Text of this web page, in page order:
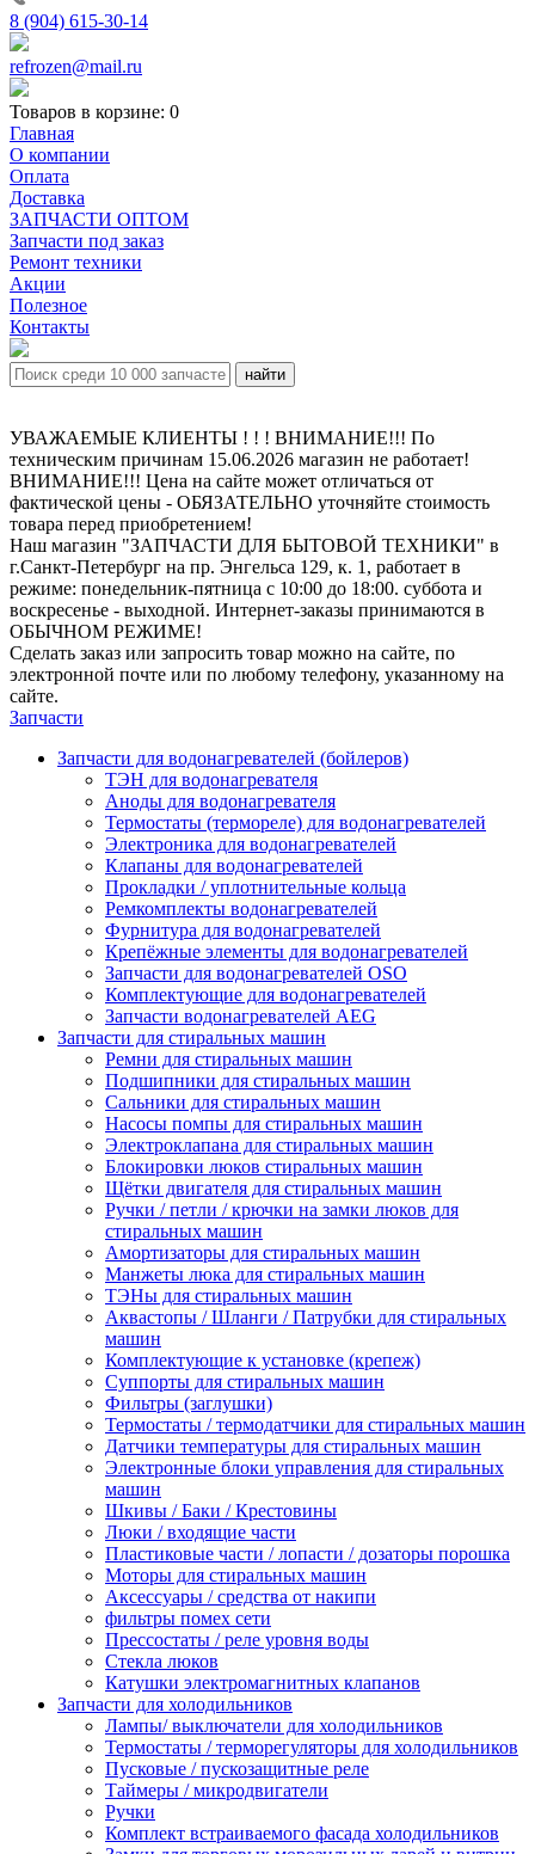
8 (904) 615-30-14
refrozen@mail.ru
Товаров в корзине: 0
Главная
О компании
Оплата
Доставка
ЗАПЧАСТИ ОПТОМ
Запчасти под заказ
Ремонт техники
Акции
Полезное
Контакты
УВАЖАЕМЫЕ КЛИЕНТЫ ! ! ! ВНИМАНИЕ!!! По
техническим причинам 15.06.2026 магазин не работает!
ВНИМАНИЕ!!! Цена на сайте может отличаться от
фактической цены - ОБЯЗАТЕЛЬНО уточняйте стоимость
товара перед приобретением!
Наш магазин "ЗАПЧАСТИ ДЛЯ БЫТОВОЙ ТЕХНИКИ" в
г.Санкт-Петербург на пр. Энгельса 129, к. 1, работает в
режиме: понедельник-пятница с 10:00 до 18:00. суббота и
воскресенье - выходной. Интернет-заказы принимаются в
ОБЫЧНОМ РЕЖИМЕ!
Сделать заказ или запросить товар можно на сайте, по
электронной почте или по любому телефону, указанному на
сайте.
Запчасти
Запчасти для водонагревателей (бойлеров)
ТЭН для водонагревателя
Аноды для водонагревателя
Термостаты (термореле) для водонагревателей
Электроника для водонагревателей
Клапаны для водонагревателей
Прокладки / уплотнительные кольца
Ремкомплекты водонагревателей
Фурнитура для водонагревателей
Крепёжные элементы для водонагревателей
Запчасти для водонагревателей OSO
Комплектующие для водонагревателей
Запчасти водонагревателей AEG
Запчасти для стиральных машин
Ремни для стиральных машин
Подшипники для стиральных машин
Сальники для стиральных машин
Насосы помпы для стиральных машин
Электроклапана для стиральных машин
Блокировки люков стиральных машин
Щётки двигателя для стиральных машин
Ручки / петли / крючки на замки люков для
стиральных машин
Амортизаторы для стиральных машин
Манжеты люка для стиральных машин
ТЭНы для стиральных машин
Аквастопы / Шланги / Патрубки для стиральных
машин
Комплектующие к установке (крепеж)
Суппорты для стиральных машин
Фильтры (заглушки)
Термостаты / термодатчики для стиральных машин
Датчики температуры для стиральных машин
Электронные блоки управления для стиральных
машин
Шкивы / Баки / Крестовины
Люки / входящие части
Пластиковые части / лопасти / дозаторы порошка
Моторы для стиральных машин
Аксессуары / средства от накипи
фильтры помех сети
Прессостаты / реле уровня воды
Стекла люков
Катушки электромагнитных клапанов
Запчасти для холодильников
Лампы/ выключатели для холодильников
Термостаты / терморегуляторы для холодильников
Пусковые / пускозащитные реле
Таймеры / микродвигатели
Ручки
Комплект встраиваемого фасада холодильников